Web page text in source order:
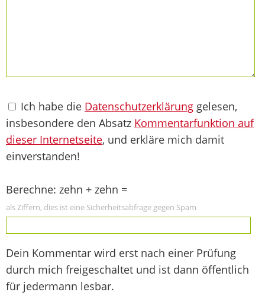
Ich habe die Datenschutzerklärung gelesen,
insbesondere den Absatz Kommentarfunktion auf
dieser Internetseite, und erkläre mich damit
einverstanden!
Berechne: zehn + zehn =
als Ziffern, dies ist eine Sicherheitsabfrage gegen Spam
Dein Kommentar wird erst nach einer Prüfung
durch mich freigeschaltet und ist dann öffentlich
für jedermann lesbar.